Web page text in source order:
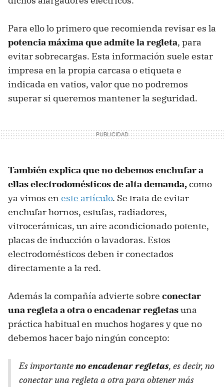
Para ello lo primero que recomienda revisar es la
potencia máxima que admite la regleta, para
evitar sobrecargas. Esta información suele estar
impresa en la propia carcasa o etiqueta e
indicada en vatios, valor que no podremos
superar si queremos mantener la seguridad.
También explica que no debemos enchufar a
ellas electrodomésticos de alta demanda,como
ya vimos en este artículo. Se trata de evitar
enchufar hornos, estufas, radiadores,
vitrocerámicas, un aire acondicionado potente,
placas de inducción o lavadoras. Estos
electrodomésticos deben ir conectados
directamente a la red.
Además la compañía advierte sobre conectar
una regleta a otra o encadenar regletasuna
práctica habitual en muchos hogares y que no
debemos hacer bajo ningún concepto:
Es importanteno encadenar regletas, es decir, no
conectar una regleta a otra para obtener más